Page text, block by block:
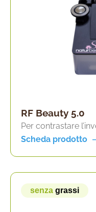
RF Beauty 5.0
Per contrastare
Scheda prodotto
senza grassi